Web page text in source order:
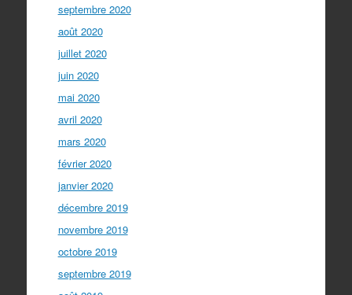
septembre 2020
août 2020
juillet 2020
juin 2020
mai 2020
avril 2020
mars 2020
février 2020
janvier 2020
décembre 2019
novembre 2019
octobre 2019
septembre 2019